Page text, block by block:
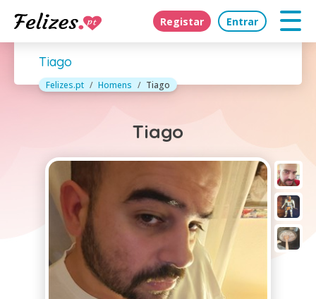
Registar Entrar
Tiago
Felizes.pt Homens Tiago
Tiago